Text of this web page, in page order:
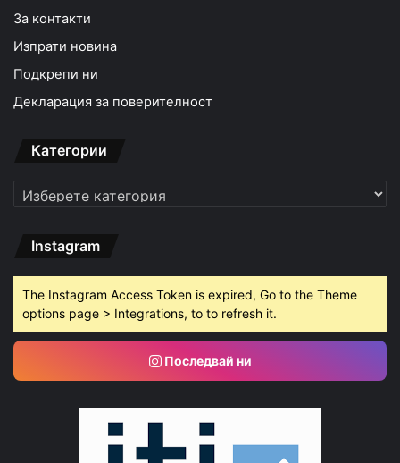
За контакти
Изпрати новина
Подкрепи ни
Декларация за поверителност
Категории
Категории
Instagram
The Instagram Access Token is expired, Go to the Theme
options page > Integrations, to to refresh it.
Последвай ни